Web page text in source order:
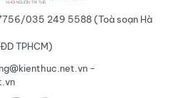
035 249 5588 (Toà soạn Hà
TPHCM)
-